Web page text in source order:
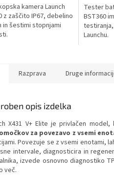
kamera Launch
z zaščito IP67, debelino
in šestimi stopnjami
Tester
BST360
Launchu.
Razprava Druge
opis izdelka
X431 V+ Elite je privlačen
za povezavo z vsemi
Povezuje se z vsemi enotami,
intervale, diagnosticira in
izvede osnovno diagnostiko
več.